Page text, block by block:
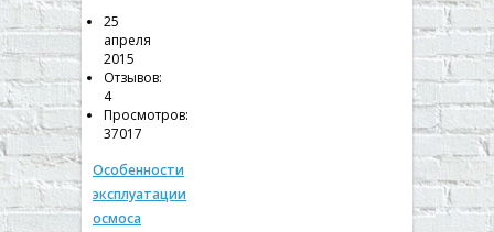
25
апреля
2015
Отзывов:
4
Просмотров:
37017
Особенности
эксплуатации
осмоса